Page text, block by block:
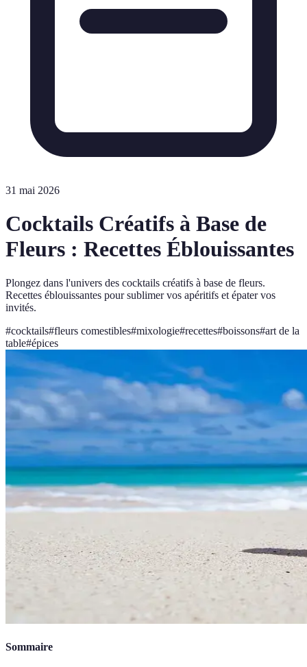
31 mai 2026
Cocktails Créatifs à Base de
Fleurs : Recettes Éblouissantes
Plongez dans l'univers des cocktails créatifs à base de fleurs.
Recettes éblouissantes pour sublimer vos apéritifs et épater vos
invités.
#cocktails#fleurs comestibles#mixologie#recettes#boissons#art de la
table#épices
Sommaire